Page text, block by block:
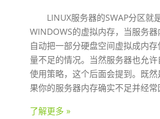
LINUX服务器的SWAP分区就
WINDOWS的虚拟内存，当服务
自动把一部分硬盘空间虚拟成内
量不足的情况。当然服务器也允许
使用策略，这个后面会提到。既
果你的服务器内存确实不足并经
了解更多 »